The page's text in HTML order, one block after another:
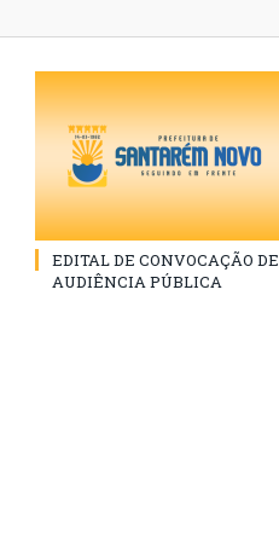
EDITAL DE CONVOCAÇÃO DE
AUDIÊNCIA PÚBLICA